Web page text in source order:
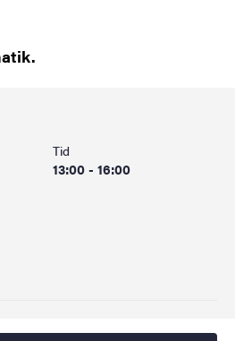
Tid
13:00 - 16:00